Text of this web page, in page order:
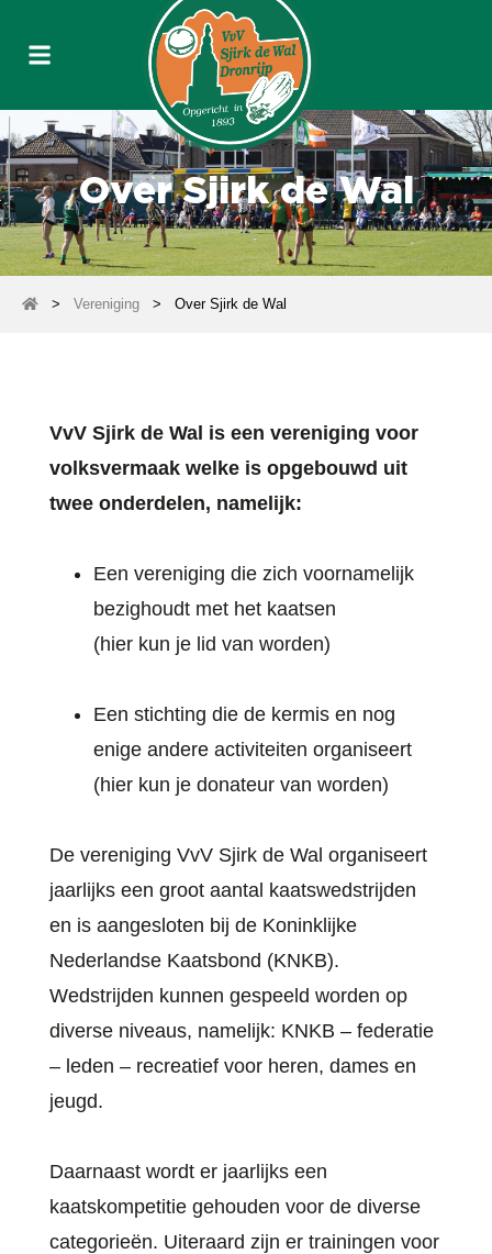
Over Sjirk de Wal
> Vereniging > Over Sjirk de Wal
VvV Sjirk de Wal is een vereniging voor
volksvermaak welke is opgebouwd uit
twee onderdelen, namelijk:
Een vereniging die zich voornamelijk
bezighoudt met het kaatsen
(hier kun je lid van worden)
Een stichting die de kermis en nog
enige andere activiteiten organiseert
(hier kun je donateur van worden)
De vereniging VvV Sjirk de Wal organiseert
jaarlijks een groot aantal kaatswedstrijden
en is aangesloten bij de Koninklijke
Nederlandse Kaatsbond (KNKB).
Wedstrijden kunnen gespeeld worden op
diverse niveaus, namelijk: KNKB – federatie
– leden – recreatief voor heren, dames en
jeugd.
Daarnaast wordt er jaarlijks een
kaatskompetitie gehouden voor de diverse
categorieën. Uiteraard zijn er trainingen voor